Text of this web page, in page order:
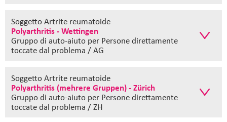
Soggetto Artrite reumatoide
Polyarthritis - Wettingen
Gruppo di auto-aiuto per Persone direttamente
toccate dal problema / AG
Soggetto Artrite reumatoide
Polyarthritis (mehrere Gruppen) - Zürich
Gruppo di auto-aiuto per Persone direttamente
toccate dal problema / ZH